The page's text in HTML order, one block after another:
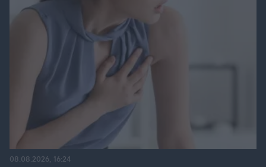
08.08.2026, 16:24